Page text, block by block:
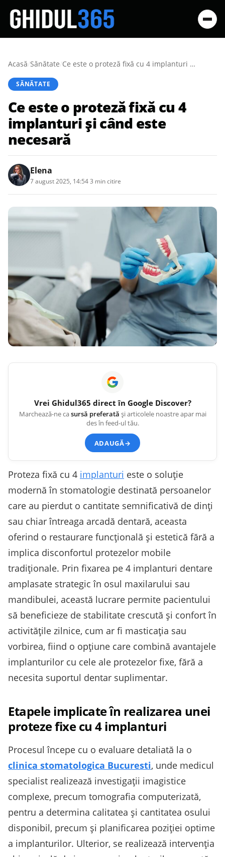
Acasă/Sănătate/ Ce este o proteză fixă cu 4 implanturi și când este necesară
SĂNĂTATE
Ce este o proteză fixă cu 4
implanturi și când este
necesară
Elena
7 august 2025, 14:543 min citire
Vrei Ghidul365 direct în Google Discover?
Marchează-ne casursă preferată și articolele noastre apar mai
des în feed-ul tău.
ADAUGĂ→
Proteza fixă cu 4 implanturi este o soluție
modernă în stomatologie destinată persoanelor
care au pierdut o cantitate semnificativă de dinți
sau chiar întreaga arcadă dentară, aceasta
oferind o restaurare funcțională și estetică fără a
implica disconfortul protezelor mobile
tradiționale. Prin fixarea pe 4 implanturi dentare
amplasate strategic în osul maxilarului sau
mandibulei, această lucrare permite pacientului
să beneficieze de stabilitate crescută și confort în
activitățile zilnice, cum ar fi masticația sau
vorbirea, fiind o opțiune care combină avantajele
implanturilor cu cele ale protezelor fixe, fără a
necesita suportul dentar suplimentar.
Etapele implicate în realizarea unei
proteze fixe cu 4 implanturi
Procesul începe cu o evaluare detaliată la o
clinica stomatologica Bucuresti, unde medicul
specialist realizează investigații imagistice
complexe, precum tomografia computerizată,
pentru a determina calitatea și cantitatea osului
disponibil, precum și planificarea poziției optime
a implanturilor. Ulterior, se realizează intervenția